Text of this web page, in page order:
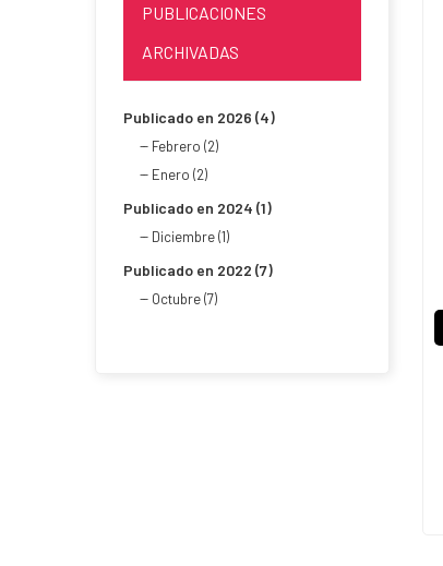
PUBLICACIONES
ARCHIVADAS
Publicado en 2026 (4)
Febrero (2)
Enero (2)
Publicado en 2024 (1)
Diciembre (1)
Publicado en 2022 (7)
Octubre (7)